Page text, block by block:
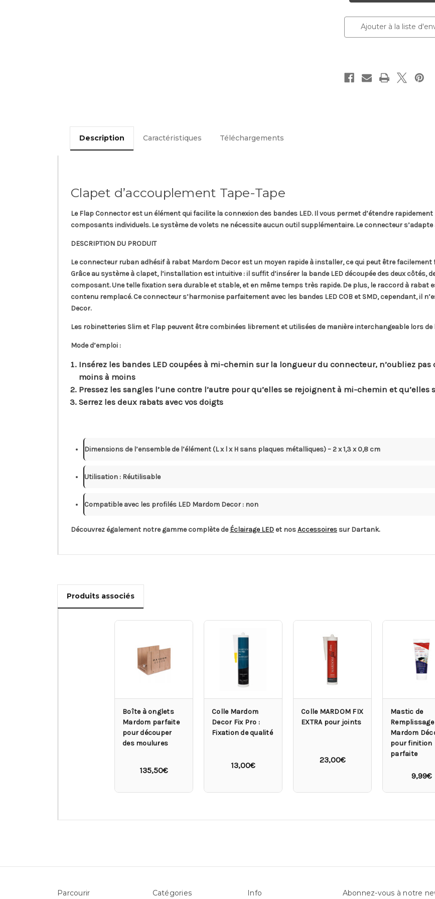
-
d’accouplement
Tape-
Tape
-
Tape-
Tape
Ajouter à la liste
Description Caractéristiques Téléchargements
Clapet d’accouplement Tape-Tape
Le Flap Connector est un élément qui facilite la connexion des bandes LED. Il vous permet d’étendre
composants individuels. Le système de volets ne nécessite aucun outil supplémentaire. Le connecteur s’adapte
DESCRIPTION DU PRODUIT
Le connecteur ruban adhésif à rabat Mardom Decor est un moyen rapide à installer, ce qui peut être
Grâce au système à clapet, l’installation est intuitive : il suffit d’insérer la bande LED découpée des deux côtés,
composant. Une telle fixation sera durable et stable, et en même temps très rapide. De plus, le raccord à rabat
contenu remplacé. Ce connecteur s’harmonise parfaitement avec les bandes LED COB et SMD, cependant, il
Decor.
Les robinetteries Slim et Flap peuvent être combinées librement et utilisées de manière interchangeable lors de
Mode d’emploi :
Insérez les bandes LED coupées à mi-chemin sur la longueur du connecteur, n’oubliez
moins à moins
Pressez les sangles l’une contre l’autre pour qu’elles se rejoignent à mi-chemin et qu’elles
Serrez les deux rabats avec vos doigts
Dimensions de l’ensemble de l’élément (L x l x H sans plaques métalliques) – 2 x 1,3 x 0,8 cm
Utilisation : Réutilisable
Compatible avec les profilés LED Mardom Decor : non
Découvrez également notre gamme complète deÉclairage LED et nosAccessoires sur Dartank.
Produits associés
Boîte à onglets
Mardom parfaite
pour découper
des moulures
135,50€
Colle Mardom
Decor Fix Pro :
Fixation de qualité
13,00€
Colle MARDOM FIX
EXTRA pour joints
23,00€
Mastic de
Remplissage
Mardom
pour finition
parfaite
9,99€
Parcourir Catégories Info Abonnez-vous à notre